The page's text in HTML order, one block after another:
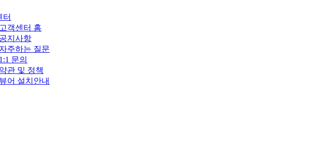
터
고객센터 홈
공지사항
자주하는 질문
1:1 문의
약관 및 정책
뷰어 설치안내